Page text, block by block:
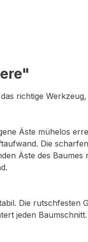
richtige
Äste mühelos
Die
Äste des
Die rutschfesten
jeden